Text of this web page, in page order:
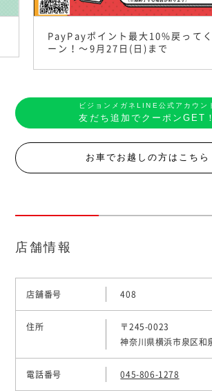
PayPayポイント最大10%戻って
ーン！〜9月27日(日)まで
ビジョンメガネLINE公式アカウン
友だち追加でクーポンGET！
お車でお越しの方はこちら
店舗情報
店舗番号 408
住所
〒245-0023
神奈川県横浜市泉区和
電話番号 045-806-1278